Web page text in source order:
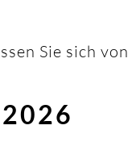
Sie sich